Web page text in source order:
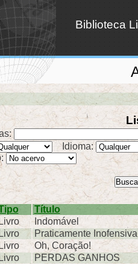
Biblioteca
Idioma:
Título
Indomável
Livro
Praticamente Inofensiva
Livro
Oh, Coração!
Livro
PERDAS GANHOS